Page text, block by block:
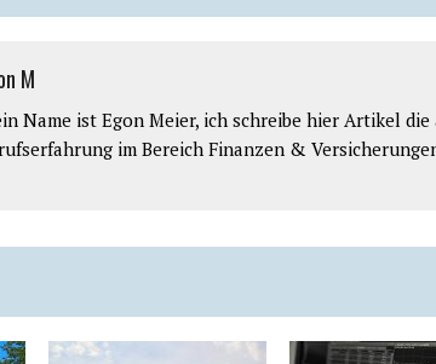
M
Name ist Egon Meier, ich schreibe hier Artikel die
im Bereich Finanzen &